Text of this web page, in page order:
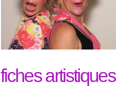
fiches artistiques